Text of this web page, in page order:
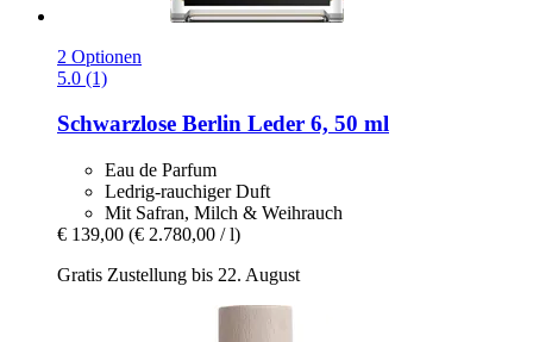
2 Optionen
5.0 (1)
Schwarzlose Berlin Leder 6, 50 ml
Eau de Parfum
Ledrig-rauchiger Duft
Mit Safran, Milch & Weihrauch
€ 139,00 (€ 2.780,00 / l)
Gratis Zustellung bis 22. August